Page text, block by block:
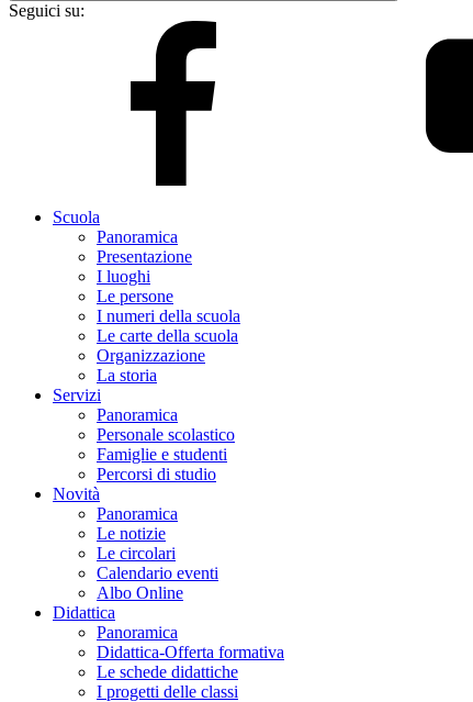
Seguici su:
Scuola
Panoramica
Presentazione
I luoghi
Le persone
I numeri della scuola
Le carte della scuola
Organizzazione
La storia
Servizi
Panoramica
Personale scolastico
Famiglie e studenti
Percorsi di studio
Novità
Panoramica
Le notizie
Le circolari
Calendario eventi
Albo Online
Didattica
Panoramica
Didattica-Offerta formativa
Le schede didattiche
I progetti delle classi